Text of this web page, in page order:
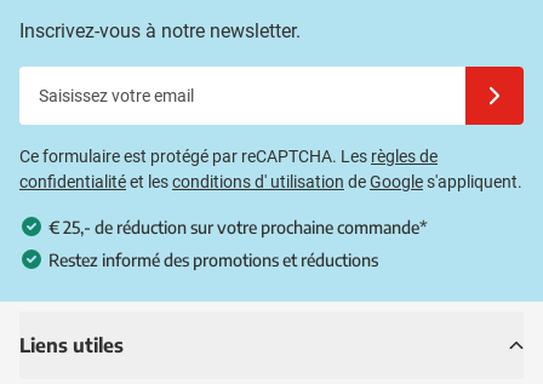
Inscrivez-vous à notre newsletter.
Ce formulaire est protégé par reCAPTCHA. Les règles de
confidentialitéet lesconditions d' utilisation deGoogles'appliquent.
€ 25,- de réduction sur votre prochaine commande*
Restez informé des promotions et réductions
Liens utiles